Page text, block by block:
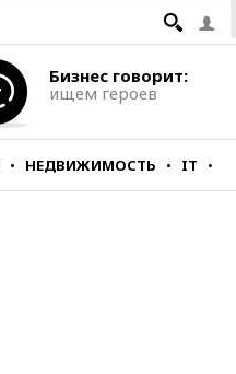
Бизнес говорит:
ищем героев
НЕДВИЖИМОСТЬ IT